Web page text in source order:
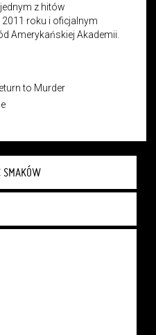
z hitów
roku i oficjalnym
Amerykańskiej Akademii.
to Murder